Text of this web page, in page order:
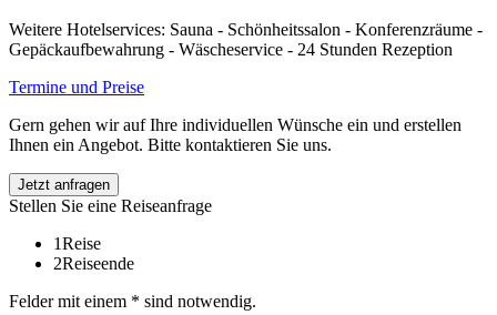
Weitere Hotelservices: Sauna - Schönheitssalon - Konferenzräume -
Gepäckaufbewahrung - Wäscheservice - 24 Stunden Rezeption
Termine und Preise
Gern gehen wir auf Ihre individuellen Wünsche ein und erstellen
Ihnen ein Angebot. Bitte kontaktieren Sie uns.
Jetzt anfragen
Stellen Sie eine Reiseanfrage
1Reise
2Reiseende
Felder mit einem * sind notwendig.